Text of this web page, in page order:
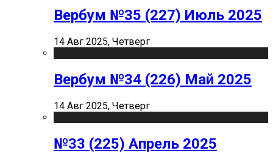
Вербум №35 (227) Июль 2025
14 Авг 2025, Четверг
Вербум №34 (226) Май 2025
14 Авг 2025, Четверг
№33 (225) Апрель 2025